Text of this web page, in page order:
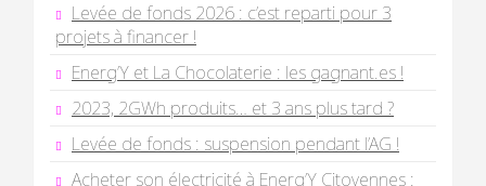
Levée de fonds 2026 : c’est reparti pour 3
projets à financer !
Energ’Y et La Chocolaterie : les gagnant.es !
2023, 2GWh produits… et 3 ans plus tard ?
Levée de fonds : suspension pendant l’AG !
Acheter son électricité à Energ’Y Citoyennes :